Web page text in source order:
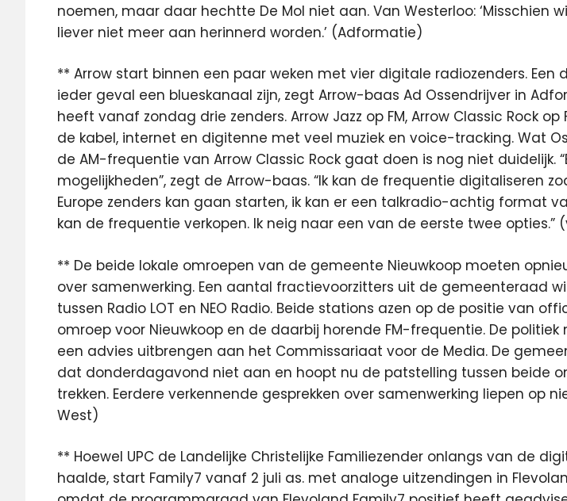
noemen, maar daar hechtte De Mol niet aan. Van Westerloo: ‘Misschien
liever niet meer aan herinnerd worden.’ (Adformatie)
** Arrow start binnen een paar weken met vier digitale radiozenders. Een
ieder geval een blueskanaal zijn, zegt Arrow-baas Ad Ossendrijver in
heeft vanaf zondag drie zenders. Arrow Jazz op FM, Arrow Classic Rock op
de kabel, internet en digitenne met veel muziek en voice-tracking. Wat
de AM-frequentie van Arrow Classic Rock gaat doen is nog niet duidelijk.
mogelijkheden”, zegt de Arrow-baas. “Ik kan de frequentie digitaliseren
Europe zenders kan gaan starten, ik kan er een talkradio-achtig format
kan de frequentie verkopen. Ik neig naar een van de eerste twee opties.”
** De beide lokale omroepen van de gemeente Nieuwkoop moeten
over samenwerking. Een aantal fractievoorzitters uit de gemeenteraad
tussen Radio LOT en NEO Radio. Beide stations azen op de positie van
omroep voor Nieuwkoop en de daarbij horende FM-frequentie. De
een advies uitbrengen aan het Commissariaat voor de Media. De
dat donderdagavond niet aan en hoopt nu de patstelling tussen beide
trekken. Eerdere verkennende gesprekken over samenwerking liepen op
West)
** Hoewel UPC de Landelijke Christelijke Familiezender onlangs van de
haalde, start Family7 vanaf 2 juli as. met analoge uitzendingen in